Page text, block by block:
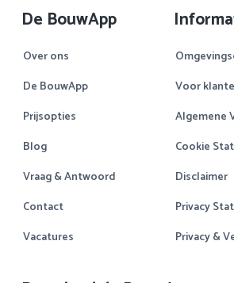
De BouwApp
Over ons
De BouwApp
Prijsopties
Blog
Vraag & Antwoord
Contact
Vacatures
Voor
Algemene
Cookie
Disclaimer
Privacy
Privacy &